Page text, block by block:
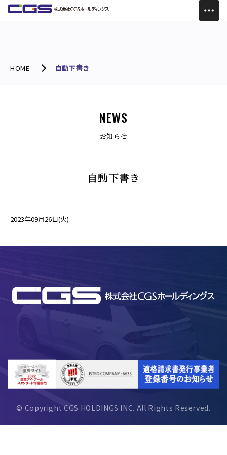
HOME 自動下書き
NEWS
お知らせ
自動下書き
2023年09月26日(火)
© Copyright CGS HOLDINGS INC. All Rights Reserved.